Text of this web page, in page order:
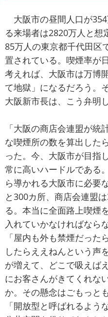
大阪市の昼間人口が
る来場者は2820万人と想
85万人の東京都千代田区
置されている。喫煙率が
考えれば、大阪市は万博
て地獄」になるだろう。
大阪新市長は、こう弁明
「大阪の商店会連盟が統
な喫煙所の数を算出した
った。今、大阪市が目指
常に高いハードルである
ら導かれる大阪市に必要
と300カ所、商店会連盟
る。本当に全面路上喫煙
入れていかなければなら
「屋内も外も禁煙だった
したらええねんという声
が増えて、どこで吸えば
にお客さんがきてくれな
か。その懸念はごもっと
「開放型と呼ばれるよう